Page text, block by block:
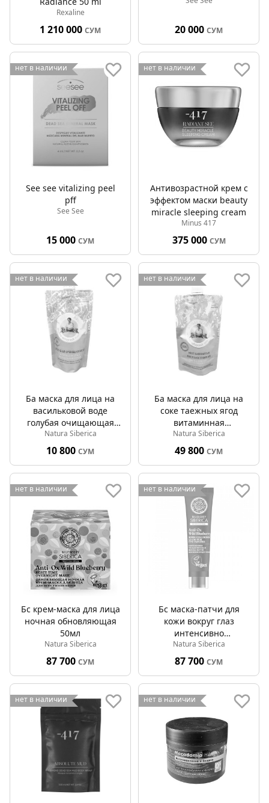
Rexaline
1 210 000 СУМ 20 000 СУМ
нет в наличии
See see vitalizing peel
pff
See See
15 000 СУМ
нет в наличии
Антивозрастной крем с
эффектом маски beauty
miracle sleeping cream
Minus 417
375 000 СУМ
нет в наличии
Ба маска для лица на
васильковой воде
голубая очищающая
100мл
Natura Siberica
10 800 СУМ
нет в наличии
Ба маска для лица на
соке таежных ягод
витаминная
фитоактивная 100мл
Natura Siberica
49 800 СУМ
нет в наличии
Бс крем-маска для лица
ночная обновляющая
50мл
Natura Siberica
87 700 СУМ
нет в наличии
Бс маска-патчи для
кожи вокруг глаз
интенсивно
увлажняющая 30мл
Natura Siberica
87 700 СУМ
нет в наличии нет в наличии